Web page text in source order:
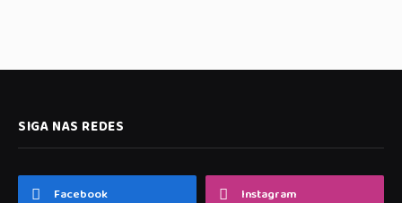
SIGA NAS REDES
Facebook Instagram